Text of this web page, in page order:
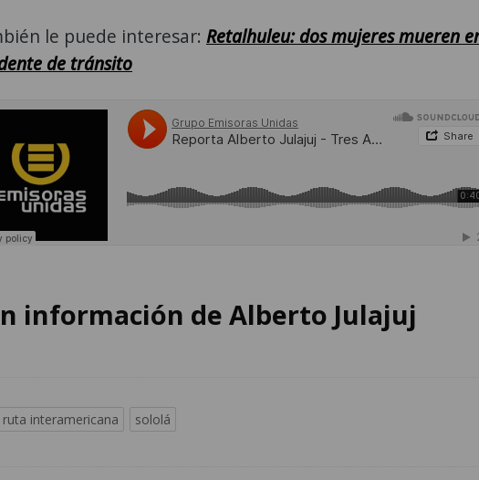
le puede interesar: Retalhuleu: dos mujeres mueren
de tránsito
información de Alberto Julajuj
ruta interamericana sololá